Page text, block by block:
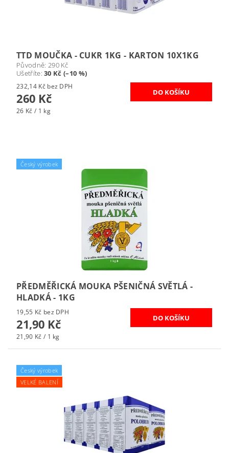
TTD MOUČKA - CUKR 1KG - KARTON 10X1KG
Původně: 290 Kč
Ušetříte:30 Kč (–10 %)
232,14 Kč bez DPH
260 Kč
26 Kč / 1 kg
Český výrobek
PŘEDMĚŘICKÁ MOUKA PŠENIČNÁ SVĚTLÁ -
HLADKÁ - 1KG
19,55 Kč bez DPH
21,90 Kč
21,90 Kč / 1 kg
Český výrobek
VELKÉ BALENÍ